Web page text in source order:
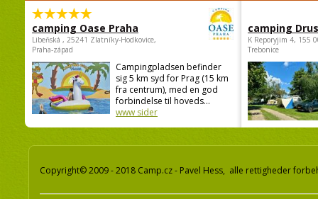
camping Oase Praha
Libeňská , 25241 Zlatníky-Hodkovice,
Praha-západ
Campingpladsen befinder
sig 5 km syd for Prag (15 km
fra centrum), med en god
forbindelse til hoveds...
www sider
camping
K Reporyjim 4, 155
Trebonice
Copyright© 2009 - 2018 Camp.cz - Pavel Hess, alle rettigheder